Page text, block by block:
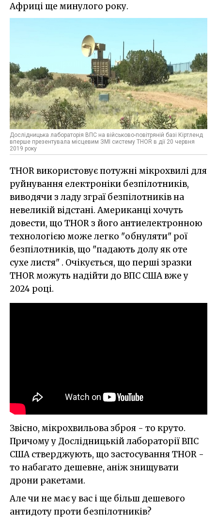
Африці ще минулого року.
Дослідницька лабораторія ВПС на військово-повітряній базі Кіртленд
вперше презентувала місцевим ЗМІ систему THOR в дії 20 червня
2019 року
THOR використовує потужні мікрохвилі для
руйнування електроніки безпілотників,
виводячи з ладу зграї безпілотників на
невеликій відстані. Американці хочуть
довести, що THOR з його антиелектронною
технологією може легко "обнуляти" рої
безпілотників, що "падають долу як оте
сухе листя" . Очікується, що перші зразки
THOR можуть надійти до ВПС США вже у
2024 році.
Звісно, мікрохвильова зброя - то круто.
Причому у Дослідницькій лабораторії ВПС
США стверджують, що застосування THOR -
то набагато дешевне, аніж знищувати
дрони ракетами.
Але чи не має у вас і ще більш дешевого
антидоту проти безпілотників?